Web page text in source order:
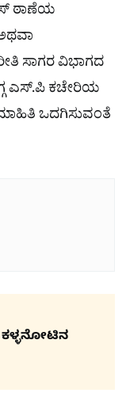
ಠಾಣೆಯ
ಸಾಗರ ವಿಭಾಗದ
ಎಸ್.ಪಿ ಕಚೇರಿಯ
ಒದಗಿಸುವಂತೆ
ಕಳ್ಳನೋಟಿನ